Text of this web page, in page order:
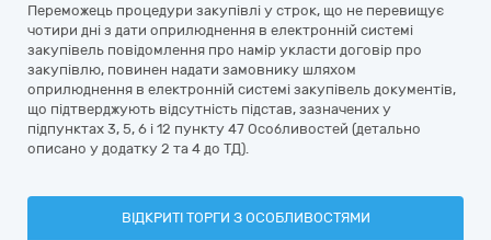
Переможець процедури закупівлі у строк, що не перевищує
чотири дні з дати оприлюднення в електронній системі
закупівель повідомлення про намір укласти договір про
закупівлю, повинен надати замовнику шляхом
оприлюднення в електронній системі закупівель документів,
що підтверджують відсутність підстав, зазначених у
підпунктах 3, 5, 6 і 12 пункту 47 Особливостей (детально
описано у додатку 2 та 4 до ТД).
ВІДКРИТІ ТОРГИ З ОСОБЛИВОСТЯМИ